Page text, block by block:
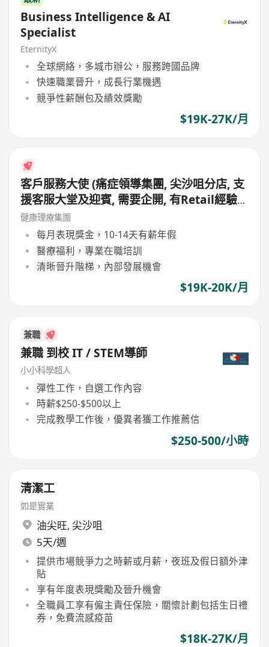
Business Intelligence & AI
Specialist
EternityX
全球網絡，多城市辦公，服務跨國品牌
快速職業晉升，成長行業機遇
競爭性薪酬包及績效獎勵
$19K-27K/月
客戶服務大使 (痛症領導集團, 尖沙咀分店, 支
援客服大堂及迎賓, 需要企開, 有Retail經驗
更好, 月薪19,000 - 20,000, 無需銷售)
健康理療集團
每月表現獎金，10-14天有薪年假
醫療福利，專業在職培訓
清晰晉升階梯，內部發展機會
$19K-20K/月
兼職
兼職 到校 IT / STEM導師
小小科學超人
彈性工作，自選工作內容
時薪$250-$500以上
完成教學工作後，優異者獲工作推薦信
$250-500/小時
清潔工
如是實業
油尖旺, 尖沙咀
5天/週
提供市場競爭力之時薪或月薪，夜班及假日額外津
貼
享有年度表現獎勵及晉升機會
全職員工享有僱主責任保險，關懷計劃包括生日禮
券，免費流感疫苗
$18K-27K/月